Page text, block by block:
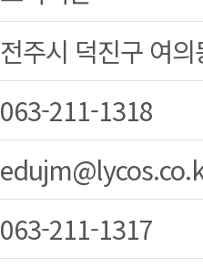
전주시 덕진구 여
063-211-1318
063-211-1317